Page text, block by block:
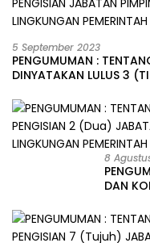
5 September 2023
PENGUMUMAN :
DINYATAKAN LULUS 3
LINGKUNGAN
8
DAN